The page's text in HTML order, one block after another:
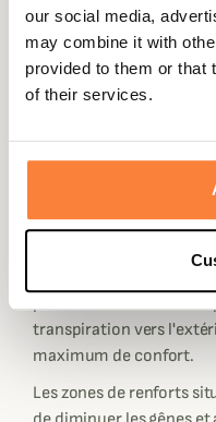
our social media,
may combine it with
provided to them or that
of their services.
Description
Champgrand vous
Active 331 de Crispi
lors de vos chasses
Dotées d'une
Polypropylène, 20.5%
permettent d'évacuer
transpiration vers
maximum de confort.
Les zones de renforts